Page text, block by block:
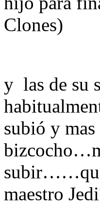
Clones)
y las de su
subió y
maestro